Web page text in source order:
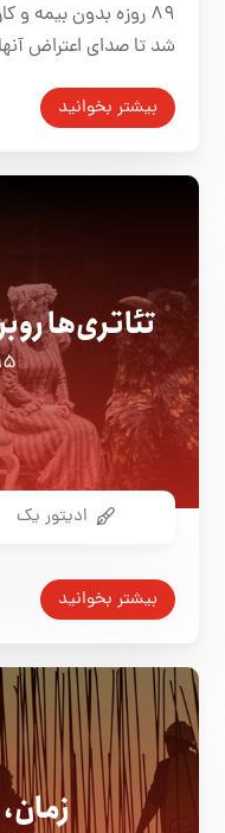
٨٩ روزه بدون بیمه
شد تا صدای ‏اعتراض
بیشتر بخوانید
تئاتری‌ها
۱۵
ادیتور یک
بیشتر بخوانید